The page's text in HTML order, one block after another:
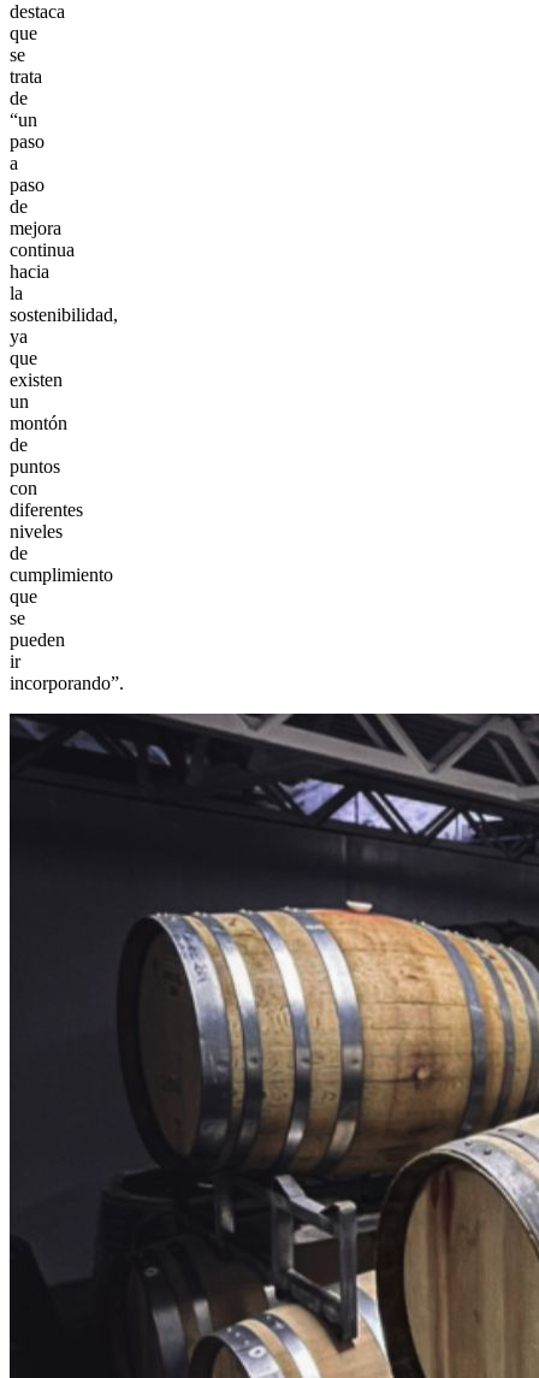
destaca
que
se
trata
de
“un
paso
a
paso
de
mejora
continua
hacia
la
sostenibilidad,
ya
que
existen
un
montón
de
puntos
con
diferentes
niveles
de
cumplimiento
que
se
pueden
ir
incorporando”.